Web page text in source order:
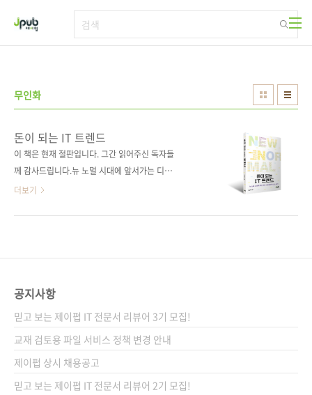
무인화
돈이 되는 IT 트렌드
이 책은 현재 절판입니다. 그간 읽어주신 독자들
께 감사드립니다.뉴 노멀 시대에 앞서가는 디지
털 비즈니스 읽기 도서 구매 사이트(가나다순)교
없음판 형46판변형(124*188*13)제 본무선
90665-86-5 (13000)키워드뉴노멀, 코로나, 거
리두기, 비대면, 홈코노미, 모바일, 무인화, 가상
화폐, CBDC, 생산성, 협업, 재택근무, 원격근무,
이커머스, 전자상거래, 플랫폼, 온라인클래스분
야IT 일반 ..
더보기
공지사항
믿고 보는 제이펍 IT 전문서 리뷰어 3기 모집!
교재 검토용 파일 서비스 정책 변경 안내
제이펍 상시 채용공고
믿고 보는 제이펍 IT 전문서 리뷰어 2기 모집!